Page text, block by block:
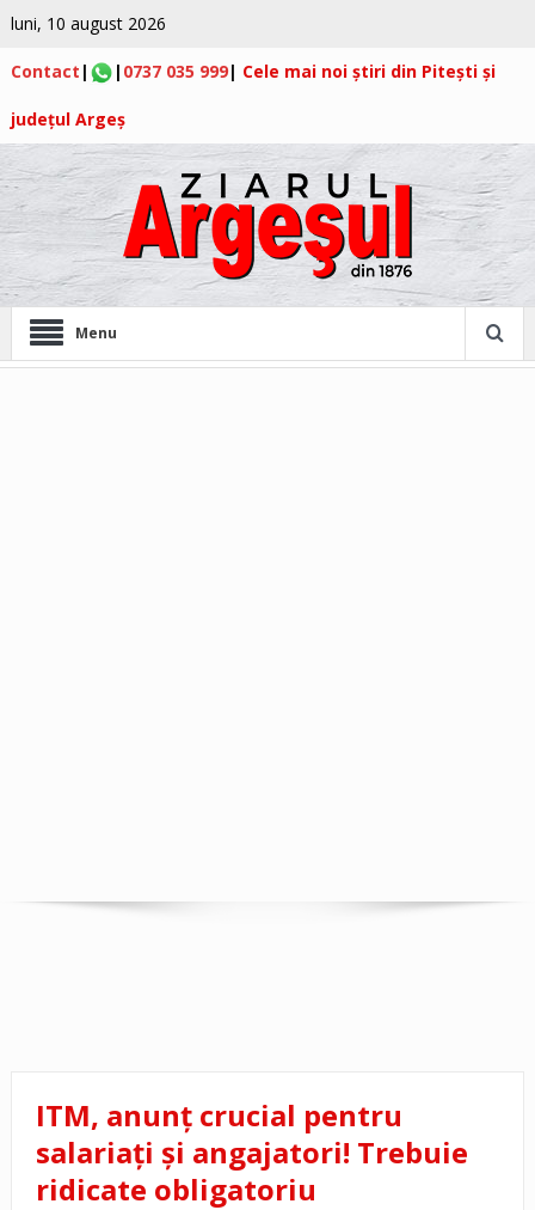
luni, 10 august 2026
Contact | | 0737 035 999| Cele mai noi știri din Pitești și
județul Argeș
Menu
ITM, anunț crucial pentru
salariați și angajatori! Trebuie
ridicate obligatoriu